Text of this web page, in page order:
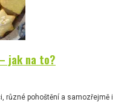
jak na to?
různé pohoštění a samozřejmě i